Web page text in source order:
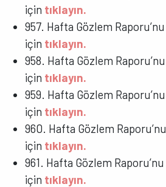
için tıklayın.
957. Hafta Gözlem
için tıklayın.
958. Hafta Gözlem
için tıklayın.
959. Hafta Gözlem
için tıklayın.
960. Hafta Gözlem
için tıklayın.
961. Hafta Gözlem
için tıklayın.